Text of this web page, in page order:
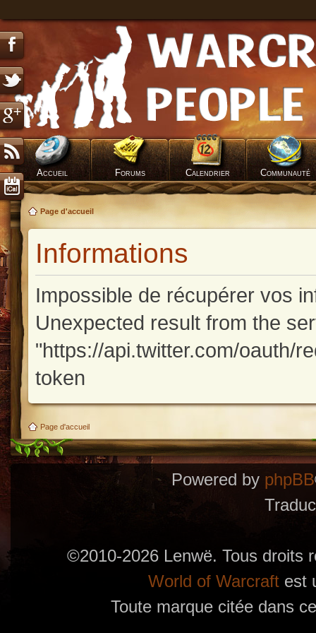
Accueil Forums Calendrier Communauté
Page d'accueil
Informations
Impossible de récupérer vos
Unexpected result from the
"https://api.twitter.com/oauth/
token
Page d'accueil
Powered by phpBB
©2010-2026 Lenwë. Tous droits
World of Warcraftest
Toute marque citée dans